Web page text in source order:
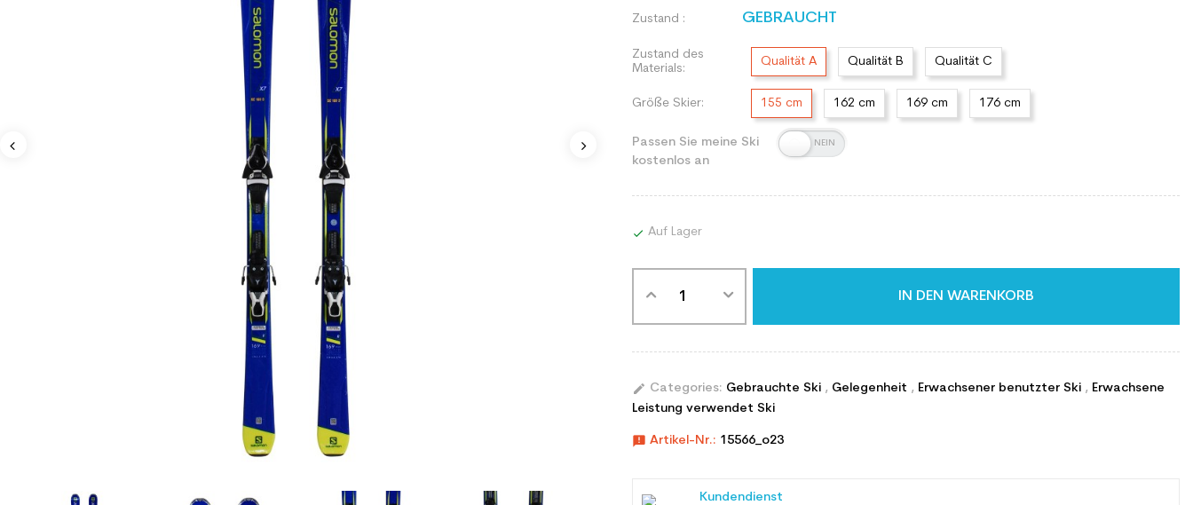
Zustand : GEBRAUCHT
Zustand des
Materials:
Qualität A Qualität B Qualität C
Größe Skier: 155 cm 162 cm 169 cm 176 cm
Passen Sie meine Ski
kostenlos an
 Auf Lager
IN DEN WARENKORB
edit Categories: Gebrauchte Ski , Gelegenheit , Erwachsener benutzter Ski , Erwachsene
Leistung verwendet Ski
announcement Artikel-Nr.: 15566_o23
Kundendienst